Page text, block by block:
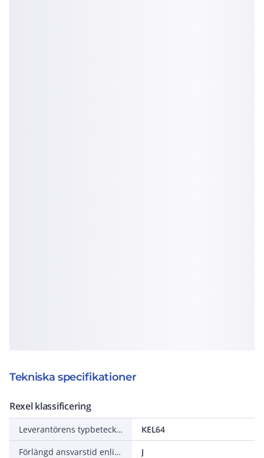
Tekniska specifikationer
Rexel klassificering
Leverantörens typbeteckning
KEL64
Förlängd ansvarstid enligt ALEM-09
J